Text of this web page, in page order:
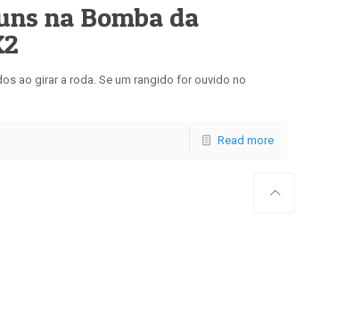
na Bomba da
ao girar a roda. Se um rangido for ouvido no
Read more